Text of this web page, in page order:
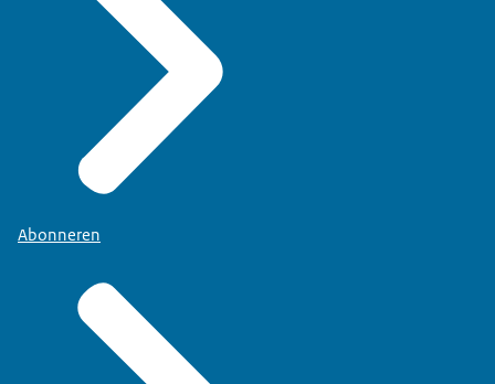
Abonneren